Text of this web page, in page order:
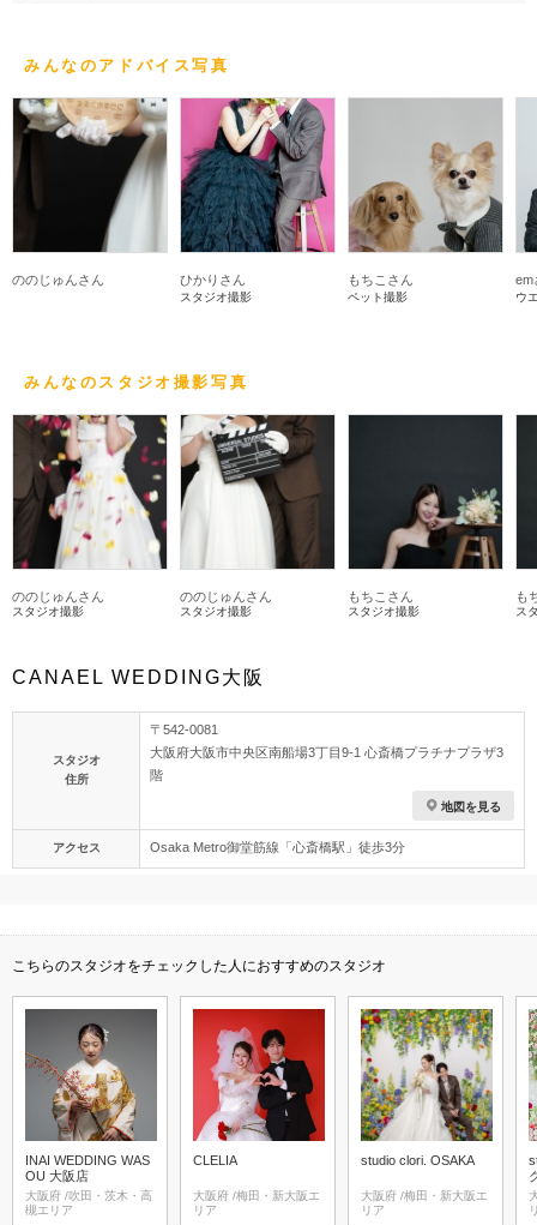
みんなのアドバイス写真
ののじゅんさん ひかりさん
スタジオ撮影
もちこさん
ペット撮影
em
ウ
みんなのスタジオ撮影写真
ののじゅんさん
スタジオ撮影
ののじゅんさん
スタジオ撮影
もちこさん
スタジオ撮影
も
ス
CANAEL WEDDING大阪
スタジオ
住所
〒542-0081
大阪府大阪市中央区南船場3丁目9-1 心斎橋プラチナプラザ3
階
地図を見る
アクセス Osaka Metro御堂筋線「心斎橋駅」徒歩3分
こちらのスタジオをチェックした人におすすめのスタジオ
INAI WEDDING WAS
OU 大阪店
大阪府 /吹田・茨木・高
槻エリア
CLELIA
大阪府 /梅田・新大阪エ
リア
studio clori. OSAKA
大阪府 /梅田・新大阪エ
リア
大